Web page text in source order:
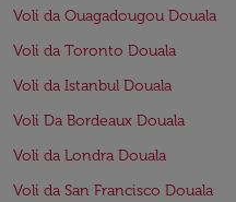
Voli da Ouagadougou Douala
Voli da Toronto Douala
Voli da Istanbul Douala
Voli Da Bordeaux Douala
Voli da Londra Douala
Voli da San Francisco Douala